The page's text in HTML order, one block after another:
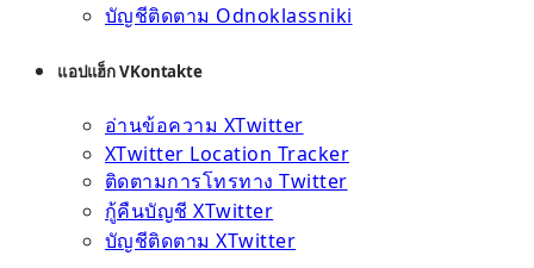
บัญชีติดตาม Odnoklassniki
แอปแฮ็ก VKontakte
อ่านข้อความ XTwitter
XTwitter Location Tracker
ติดตามการโทรทาง Twitter
กู้คืนบัญชี XTwitter
บัญชีติดตาม XTwitter